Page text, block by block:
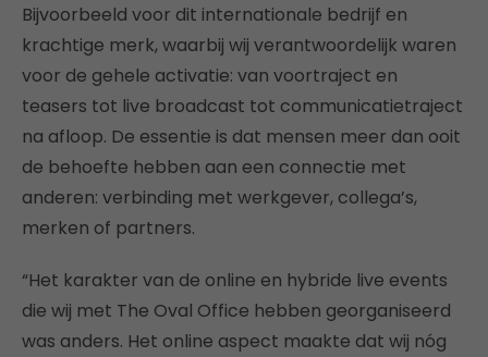
Bijvoorbeeld voor dit internationale bedrijf en
krachtige merk, waarbij wij verantwoordelijk waren
voor de gehele activatie: van voortraject en
teasers tot live broadcast tot communicatietraject
na afloop. De essentie is dat mensen meer dan ooit
de behoefte hebben aan een connectie met
anderen: verbinding met werkgever, collega’s,
merken of partners.
“Het karakter van de online en hybride live events
die wij met The Oval Office hebben georganiseerd
was anders. Het online aspect maakte dat wij nóg